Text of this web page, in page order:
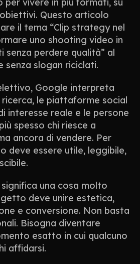
Questo articolo
il tema “Clip strategy nel
uno shooting video in
senza perdere qualità” al
senza slogan riciclati.
Google interpreta
ricerca, le piattaforme social
interesse reale e le persone
spesso chi riesce a
ancora di vendere. Per
deve essere utile, leggibile,
una cosa molto
deve unire estetica,
e conversione. Non basta
Bisogna diventare
esatto in cui qualcuno
affidarsi.